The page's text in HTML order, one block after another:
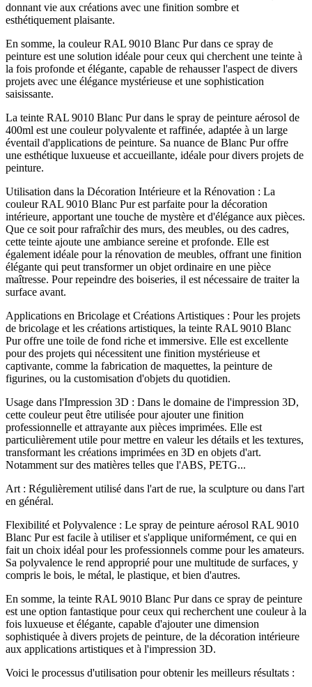
donnant vie aux créations avec une finition sombre et
esthétiquement plaisante.
En somme, la couleur RAL 9010 Blanc Pur dans ce spray de
peinture est une solution idéale pour ceux qui cherchent une teinte à
la fois profonde et élégante, capable de rehausser l'aspect de divers
projets avec une élégance mystérieuse et une sophistication
saisissante.
La teinte RAL 9010 Blanc Pur dans le spray de peinture aérosol de
400ml est une couleur polyvalente et raffinée, adaptée à un large
éventail d'applications de peinture. Sa nuance de Blanc Pur offre
une esthétique luxueuse et accueillante, idéale pour divers projets de
peinture.
Utilisation dans la Décoration Intérieure et la Rénovation : La
couleur RAL 9010 Blanc Pur est parfaite pour la décoration
intérieure, apportant une touche de mystère et d'élégance aux pièces.
Que ce soit pour rafraîchir des murs, des meubles, ou des cadres,
cette teinte ajoute une ambiance sereine et profonde. Elle est
également idéale pour la rénovation de meubles, offrant une finition
élégante qui peut transformer un objet ordinaire en une pièce
maîtresse. Pour repeindre des boiseries, il est nécessaire de traiter la
surface avant.
Applications en Bricolage et Créations Artistiques : Pour les projets
de bricolage et les créations artistiques, la teinte RAL 9010 Blanc
Pur offre une toile de fond riche et immersive. Elle est excellente
pour des projets qui nécessitent une finition mystérieuse et
captivante, comme la fabrication de maquettes, la peinture de
figurines, ou la customisation d'objets du quotidien.
Usage dans l'Impression 3D : Dans le domaine de l'impression 3D,
cette couleur peut être utilisée pour ajouter une finition
professionnelle et attrayante aux pièces imprimées. Elle est
particulièrement utile pour mettre en valeur les détails et les textures,
transformant les créations imprimées en 3D en objets d'art.
Notamment sur des matières telles que l'ABS, PETG...
Art : Régulièrement utilisé dans l'art de rue, la sculpture ou dans l'art
en général.
Flexibilité et Polyvalence : Le spray de peinture aérosol RAL 9010
Blanc Pur est facile à utiliser et s'applique uniformément, ce qui en
fait un choix idéal pour les professionnels comme pour les amateurs.
Sa polyvalence le rend approprié pour une multitude de surfaces, y
compris le bois, le métal, le plastique, et bien d'autres.
En somme, la teinte RAL 9010 Blanc Pur dans ce spray de peinture
est une option fantastique pour ceux qui recherchent une couleur à la
fois luxueuse et élégante, capable d'ajouter une dimension
sophistiquée à divers projets de peinture, de la décoration intérieure
aux applications artistiques et à l'impression 3D.
Voici le processus d'utilisation pour obtenir les meilleurs résultats :